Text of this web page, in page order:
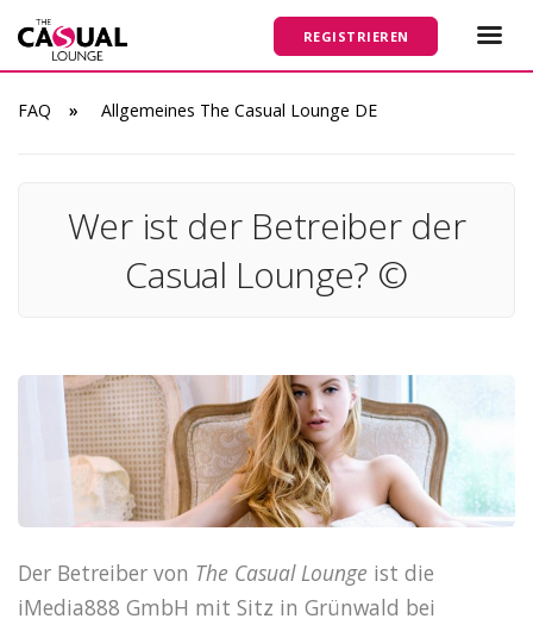
REGISTRIEREN
FAQ Allgemeines The Casual Lounge DE
Wer ist der Betreiber der
Casual Lounge? ©
Der Betreiber von The Casual Lounge ist die
iMedia888 GmbH mit Sitz in Grünwald bei